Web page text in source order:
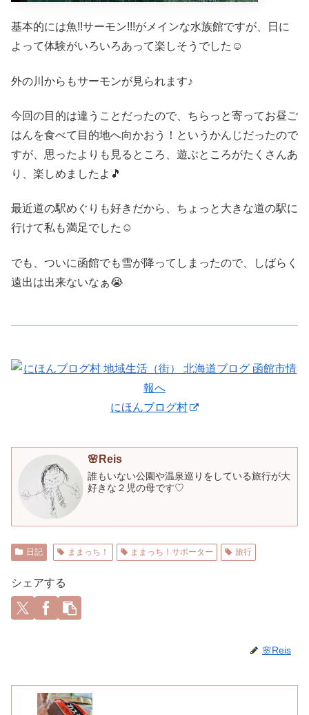
基本的には魚!!サーモン!!!がメインな水族館ですが、日に
よって体験がいろいろあって楽しそうでした☺️
外の川からもサーモンが見られます♪
今回の目的は違うことだったので、ちらっと寄ってお昼ご
はんを食べて目的地へ向かおう！というかんじだったので
すが、思ったよりも見るところ、遊ぶところがたくさんあ
り、楽しめましたよ🎵
最近道の駅めぐりも好きだから、ちょっと大きな道の駅に
行けて私も満足でした☺️
でも、ついに函館でも雪が降ってしまったので、しばらく
遠出は出来ないなぁ😭
にほんブログ村
🌸Reis
誰もいない公園や温泉巡りをしている旅行が大
好きな２児の母です♡
日記 ままっち！ ままっち！サポーター 旅行
シェアする
🌸Reis